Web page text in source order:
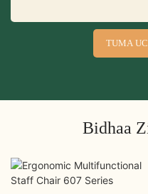
TUMA
Bidhaa